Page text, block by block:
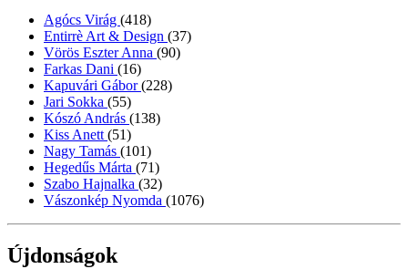
Agócs Virág (418)
Entirrè Art & Design (37)
Vörös Eszter Anna (90)
Farkas Dani (16)
Kapuvári Gábor(228)
Jari Sokka (55)
Kószó András (138)
Kiss Anett (51)
Nagy Tamás (101)
Hegedűs Márta (71)
Szabo Hajnalka (32)
Vászonkép Nyomda (1076)
Újdonságok